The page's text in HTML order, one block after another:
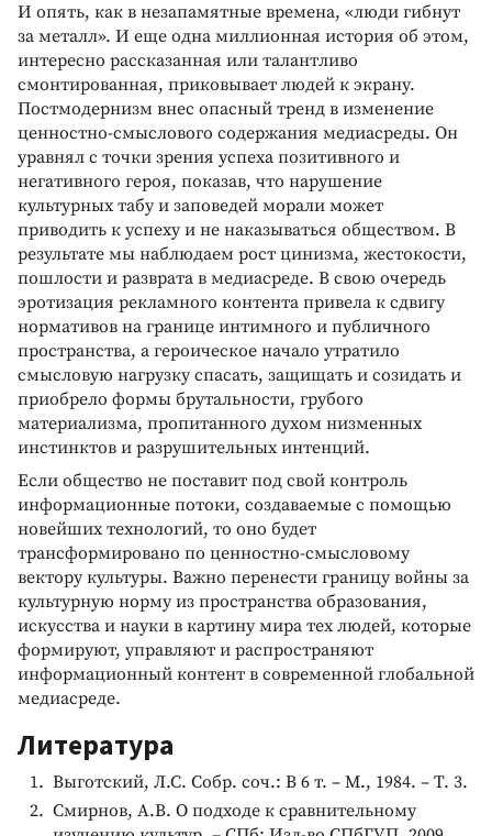
И опять, как в незапамятные времена, «люди гибнут
за металл». И еще одна миллионная история об этом,
интересно рассказанная или талантливо
смонтированная, приковывает людей к экрану.
Постмодернизм внес опасный тренд в изменение
ценностно-смыслового содержания медиасреды. Он
уравнял с точки зрения успеха позитивного и
негативного героя, показав, что нарушение
культурных табу и заповедей морали может
приводить к успеху и не наказываться обществом. В
результате мы наблюдаем рост цинизма, жестокости,
пошлости и разврата в медиасреде. В свою очередь
эротизация рекламного контента привела к сдвигу
нормативов на границе интимного и публичного
пространства, а героическое начало утратило
смысловую нагрузку спасать, защищать и созидать и
приобрело формы брутальности, грубого
материализма, пропитанного духом низменных
инстинктов и разрушительных интенций.
Если общество не поставит под свой контроль
информационные потоки, создаваемые с помощью
новейших технологий, то оно будет
трансформировано по ценностно-смысловому
вектору культуры. Важно перенести границу войны за
культурную норму из пространства образования,
искусства и науки в картину мира тех людей, которые
формируют, управляют и распространяют
информационный контент в современной глобальной
медиасреде.
Литература
Выготский, Л.С. Собр. соч.: В 6 т. – М., 1984. – Т. 3.
Смирнов, А.В. О подходе к сравнительному